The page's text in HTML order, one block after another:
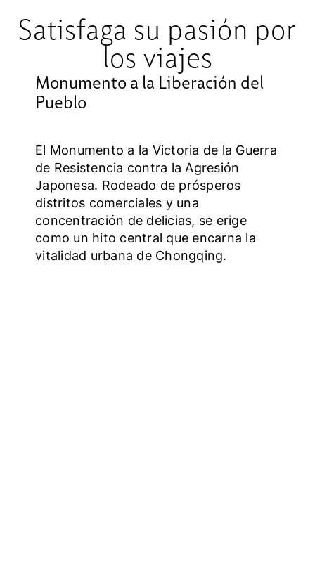
Satisfaga su pasión por
los viajes
Monumento a la Liberación del
Pueblo
El Monumento a la Victoria de la Guerra
de Resistencia contra la Agresión
Japonesa. Rodeado de prósperos
distritos comerciales y una
concentración de delicias, se erige
como un hito central que encarna la
vitalidad urbana de Chongqing.